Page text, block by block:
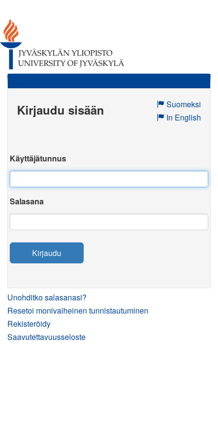
Suomeksi
In English
Kirjaudu sisään
Käyttäjätunnus
Salasana
Kirjaudu
Unohditko salasanasi?
Resetoi monivaiheinen tunnistautuminen
Rekisteröidy
Saavutettavuusseloste